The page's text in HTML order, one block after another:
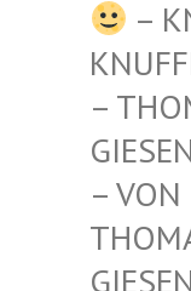
–
VON
IESEN